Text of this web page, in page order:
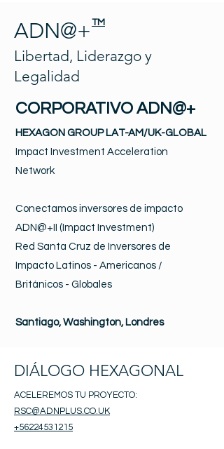
ADN@+ TM
Libertad, Liderazgo y
Legalidad
CORPORATIVO ADN@+
HEXAGON GROUP LAT-AM/UK-GLOBAL
Impact Investment Acceleration
Network
Conectamos inversores de impacto
ADN@+II (Impact Investment)
Red Santa Cruz de Inversores de
Impacto Latinos - Americanos /
Británicos - Globales
Santiago, Washington, Londres
DIÁLOGO HEXAGONAL
ACELEREMOS TU PROYECTO:
RSC@ADNPLUS.CO.UK
+56224531215